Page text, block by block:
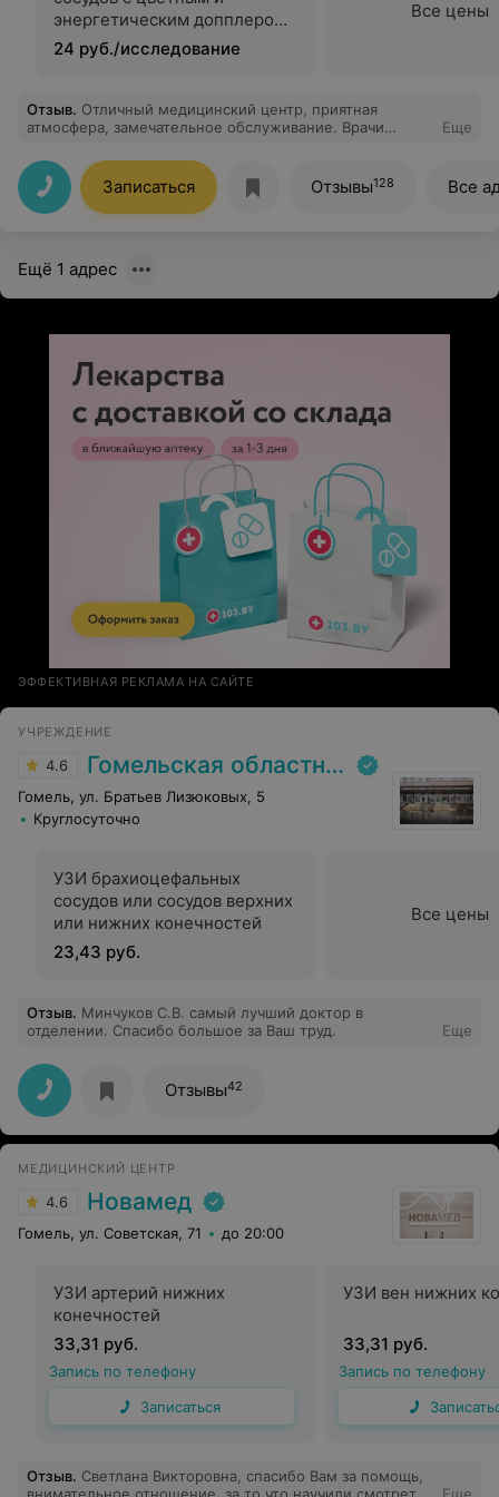
энергетическим допплером
одного артериального или
одного венозного бассейна
или сосудов верхних или
нижних конечностей)
24 руб./исследование
Все цены
Отзыв. Отличный медицинский центр, приятная
атмосфера, замечательное обслуживание. Врачи
замечательно, рекомендую!
Еще
Записаться Отзывы128 Все
Ещё 1 адрес
ЭФФЕКТИВНАЯ РЕКЛАМА НА САЙТЕ
УЧРЕЖДЕНИЕ
4.6 Гомельская областная клиническая больница
Гомель, ул. Братьев Лизюковых, 5
Круглосуточно
УЗИ брахиоцефальных
сосудов или сосудов верхних
или нижних конечностей
23,43 руб.
Все цены
Отзыв. Минчуков С.В. самый лучший доктор в
отделении. Спасибо большое за Ваш труд.
Еще
Отзывы42
МЕДИЦИНСКИЙ ЦЕНТР
4.6 Новамед
Гомель, ул. Советская, 71 до 20:00
УЗИ артерий нижних
конечностей
33,31 руб.
Запись по телефону
Записаться
УЗИ вен нижних
33,31 руб.
Запись по телефону
Отзыв. Светлана Викторовна, спасибо Вам за помощь,